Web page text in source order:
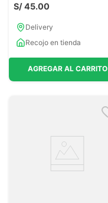
S/45.00
Delivery
Recojo en tienda
AGREGAR AL CARRITO